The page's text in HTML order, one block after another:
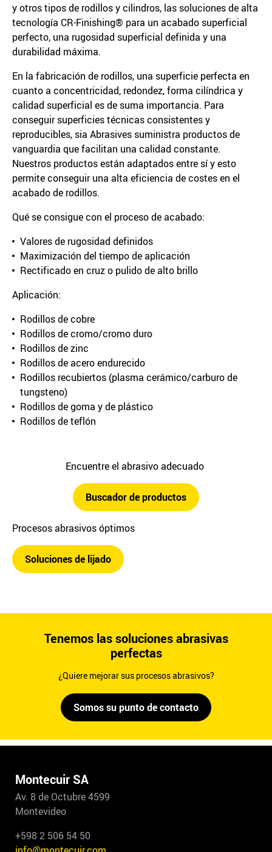
y otros tipos de rodillos y cilindros, las soluciones de alta
tecnología CR-Finishing® para un acabado superficial
perfecto, una rugosidad superficial definida y una
durabilidad máxima.
En la fabricación de rodillos, una superficie perfecta en
cuanto a concentricidad, redondez, forma cilíndrica y
calidad superficial es de suma importancia. Para
conseguir superficies técnicas consistentes y
reproducibles, sia Abrasives suministra productos de
vanguardia que facilitan una calidad constante.
Nuestros productos están adaptados entre sí y esto
permite conseguir una alta eficiencia de costes en el
acabado de rodillos.
Qué se consigue con el proceso de acabado:
Valores de rugosidad definidos
Maximización del tiempo de aplicación
Rectificado en cruz o pulido de alto brillo
Aplicación:
Rodillos de cobre
Rodillos de cromo/cromo duro
Rodillos de zinc
Rodillos de acero endurecido
Rodillos recubiertos (plasma cerámico/carburo de
tungsteno)
Rodillos de goma y de plástico
Rodillos de teflón
Encuentre el abrasivo adecuado
Buscador de productos
Procesos abrasivos óptimos
Soluciones de lijado
Tenemos las soluciones abrasivas
perfectas
¿Quiere mejorar sus procesos abrasivos?
Somos su punto de contacto
Montecuir SA
Av. 8 de Octubre 4599
Montevideo
+598 2 506 54 50